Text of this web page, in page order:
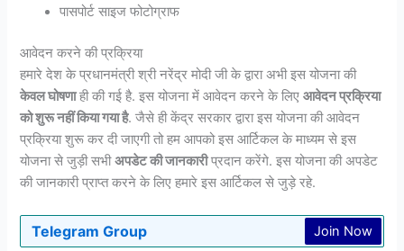
पासपोर्ट साइज फोटोग्राफ
आवेदन करने की प्रक्रिया
हमारे देश के प्रधानमंत्री श्री नरेंद्र मोदी जी के द्वारा अभी इस योजना की
केवल घोषणाही की गई है. इस योजना में आवेदन करने के लिएआवेदन प्रक्रिया
को शुरू नहीं किया गया है. जैसे ही केंद्र सरकार द्वारा इस योजना की आवेदन
प्रक्रिया शुरू कर दी जाएगी तो हम आपको इस आर्टिकल के माध्यम से इस
योजना से जुड़ी सभीअपडेट की जानकारीप्रदान करेंगे. इस योजना की अपडेट
की जानकारी प्राप्त करने के लिए हमारे इस आर्टिकल से जुड़े रहे.
Telegram Group Join Now